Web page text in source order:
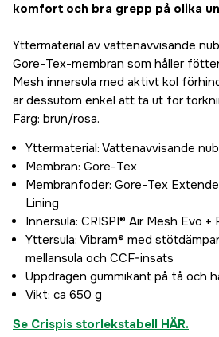
komfort och bra grepp på olika
Yttermaterial av vattenavvisande
Gore-Tex-membran som håller
Mesh innersula med aktivt kol
är dessutom enkel att ta ut för
Färg: brun/rosa.
Yttermaterial: Vattenavvisande
Membran: Gore-Tex
Membranfoder: Gore-Tex
Lining
Innersula: CRISPI® Air Mesh Evo
Yttersula: Vibram® med
mellansula och CCF-insats
Uppdragen gummikant på tå och
Vikt: ca 650 g
Se Crispis storlekstabell HÄR.